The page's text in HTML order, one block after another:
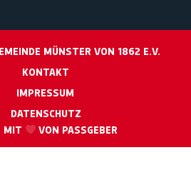
MÜNSTER VON 1862 E.V.
KONTAKT
IMPRESSUM
DATENSCHUTZ
MIT
VON PASSGEBER